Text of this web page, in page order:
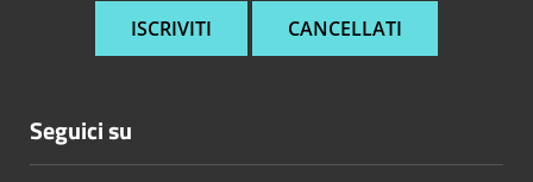
Seguici su